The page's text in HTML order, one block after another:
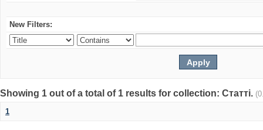
New Filters:
Showing 1 out of a total of 1 results for collection: Статті.
1